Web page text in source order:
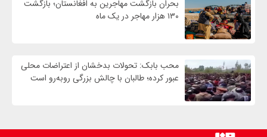
بحران بازگشت مهاجرین به افغانستان؛ بازگشت
۱۳۰ هزار مهاجر در یک ماه
محب بابک: تحولات بدخشان از اعتراضات محلی
عبور کرده؛ طالبان با چالش بزرگی روبه‌رو است